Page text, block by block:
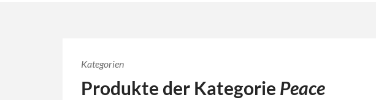
Kategorien
Produkte der Kategorie Peace